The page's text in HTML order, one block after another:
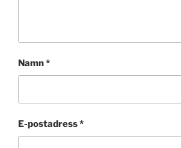
Namn*
E-postadress*